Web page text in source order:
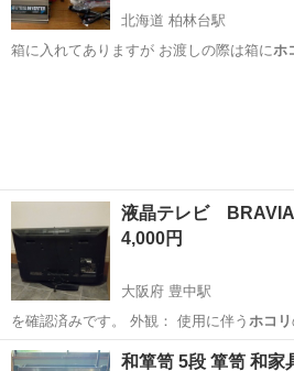
北海道 柏林台駅
箱に入れてありますが お渡しの際は箱にホ
4,000円
大阪府 豊中駅
を確認済みです。 ​外観： 使用に伴う ホコリ
にやや使用感が…
大阪 豊中市 豊中駅 テレビ
和箪笥 5段 箪笥 和家